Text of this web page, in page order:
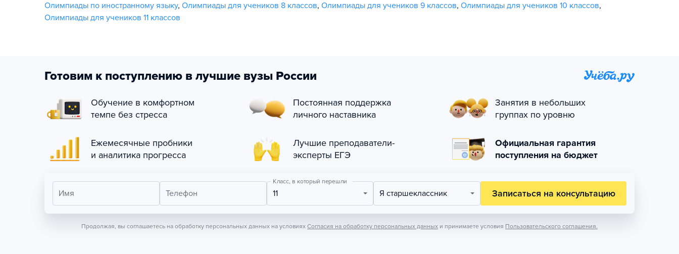
Олимпиады по иностранному языку, Олимпиады для учеников 8 классов, Олимпиады для учеников 9 классов, Олимпиады для учеников 10 классов,
Олимпиады для учеников 11 классов
Готовим к поступлению в лучшие вузы России
Обучение в комфортном
темпе без стресса
Постоянная поддержка
личного наставника
Занятия в небольших
группах по уровню
Ежемесячные пробники
и аналитика прогресса
Лучшие преподаватели-
эксперты ЕГЭ
Официальная гарантия
поступления на бюджет
Имя Телефон
Класс, в который перешли
11 Я старшеклассник Записаться на консультацию
Продолжая, вы соглашаетесь на обработку персональных данных на условиях Согласия на обработку персональных данных и принимаете условия Пользовательского соглашения.